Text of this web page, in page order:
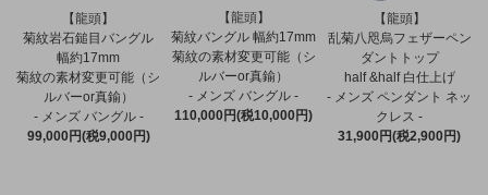
【龍頭】
菊紋岩石鎚目バングル
幅約17mm
菊紋の素材変更可能（シ
ルバーor真鍮）
- メンズ バングル -
99,000円(税9,000円)
【龍頭】
菊紋バングル 幅約17mm
菊紋の素材変更可能（シ
ルバーor真鍮）
- メンズ バングル -
110,000円(税10,000円)
【龍頭】
乱菊八咫烏フェザーペン
ダントトップ
half &half 白仕上げ
- メンズ ペンダント ネッ
クレス -
31,900円(税2,900円)